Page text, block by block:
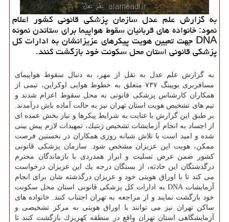
به گزارش علم عدل ​سازمان پزشكی قانونی كشور اعلام
نمود: خانواده های قربانیان سقوط هواپیما برای ستاندن نمونه
DNA جهت تعیین هویت پیكرهای عزیزانشان به ادارات كل
پزشكی قانونی استان محل سكونت خود بازگشت كنند.
به گزارش علم عدل به نقل از مهر، به دنبال سقوط هواپیمای
مسافربری بویینگ ۷۳۷ متعلق به خطوط هوایی اوكراین، تیمی از
همكاران كارشناس پزشكی قانونی به محل سقوط اعزام شدند و
تیم های تشخیص هویت استان تهران نیز به حالت آماده باش درآمدند.
بر طبق این گزارش با عنایت به شرایط پیكرها و نیاز بخش عمده ای
از اجساد به انجام آزمایشات تشخیص ژنتیك، تمهیدات لازم پیش بینی
شده و امید است با تلاش شبانه روزی همكاران در نخستین فرصت
ممكن، هویت این عزیزان مشخص شود. سازمان پزشكی قانونی
كشور ضمن عرض تسلیت و ابراز همدردی با بازماندگان محترم
درگذشتگان این حادثه، از بستگان درجه یك این عزیزان درخواست
می كند تا با اوراق هویتی خود و عزیزان درگذشته شان برای انجام
آزمایشات DNA به ادارات كل پزشكی قانونی استان محل سكونت
خود بازگشت نمایند و از مراجعه به تهران اجتناب كنند. خانواده های
ساكن تهران نیز می توانند با اوراق هویتی به مركز تشخیصی و
آزمایشگاهی استان تهران واقع در منطقه كهریزك بازگشت كنند تا